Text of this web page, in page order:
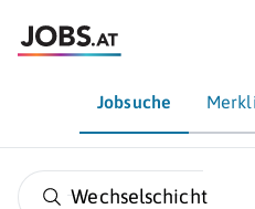
Jobsuche
Wechselschicht